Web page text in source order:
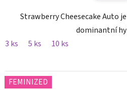
Strawberry Cheesecake Auto
dominantní
3 ks
5 ks 10 ks
FEMINIZED